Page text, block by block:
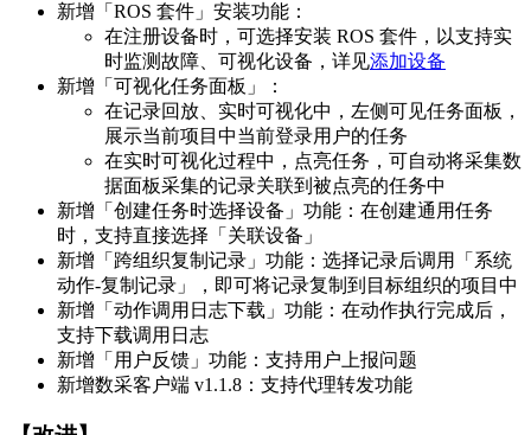
新增「ROS 套件」安装功能：
在注册设备时，可选择安装 ROS 套件，以支持实
时监测故障、可视化设备，详见添加设备
新增「可视化任务面板」：
在记录回放、实时可视化中，左侧可见任务面板，
展示当前项目中当前登录用户的任务
在实时可视化过程中，点亮任务，可自动将采集数
据面板采集的记录关联到被点亮的任务中
新增「创建任务时选择设备」功能：在创建通用任务
时，支持直接选择「关联设备」
新增「跨组织复制记录」功能：选择记录后调用「系统
动作-复制记录」，即可将记录复制到目标组织的项目中
新增「动作调用日志下载」功能：在动作执行完成后，
支持下载调用日志
新增「用户反馈」功能：支持用户上报问题
新增数采客户端 v1.1.8：支持代理转发功能